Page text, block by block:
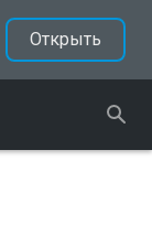
Открыть